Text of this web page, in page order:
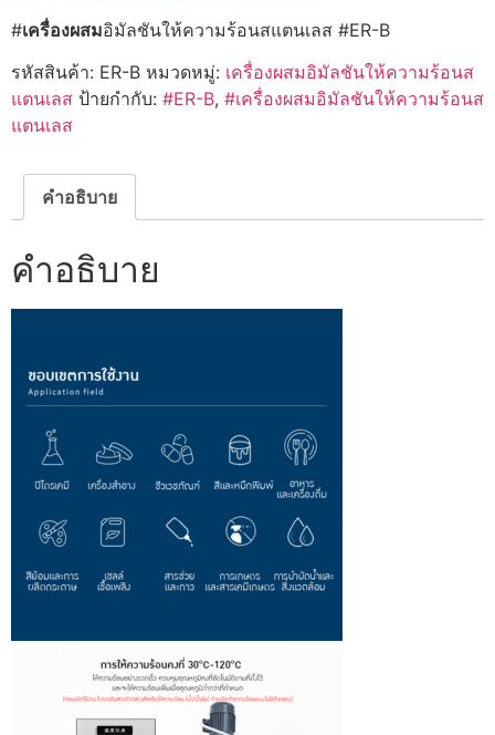
#เครื่องผสมอิมัลชันให้ความร้อนสแตนเลส #ER-B
รหัสสินค้า: ER-B หมวดหมู่: เครื่องผสมอิมัลชันให้ความร้อนส
แตนเลส ป้ายกำกับ: #ER-B, #เครื่องผสมอิมัลชันให้ความร้อนส
แตนเลส
คำอธิบาย
คำอธิบาย